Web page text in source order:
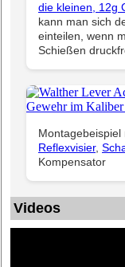
die kleinen, 12g
kann man sich
einteilen, wenn
Schießen
Montagebeispiel
Reflexvisier,
Kompensator
Videos